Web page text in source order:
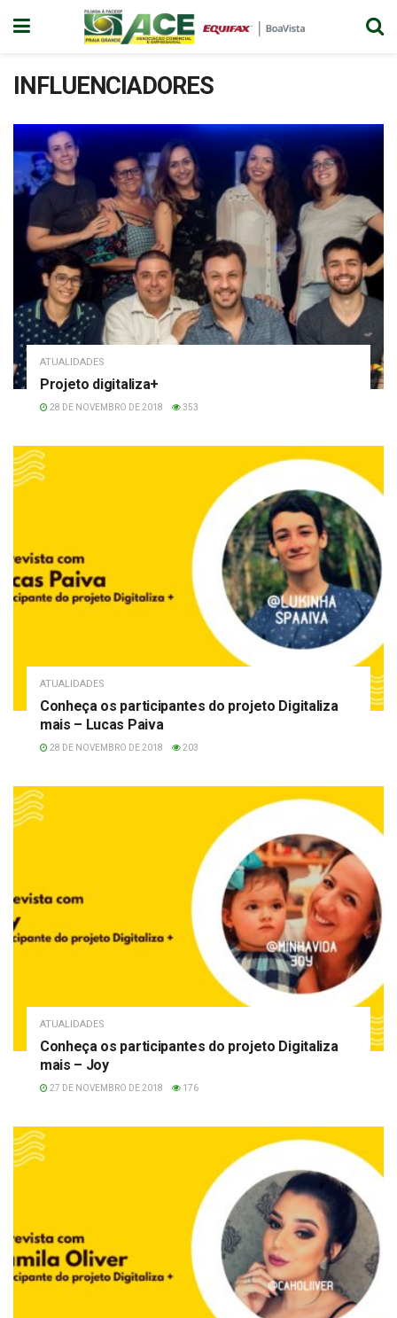
INFLUENCIADORES
ATUALIDADES
Projeto digitaliza+
28 DE NOVEMBRO DE 2018 353
ATUALIDADES
Conheça os participantes do projeto Digitaliza
mais – Lucas Paiva
28 DE NOVEMBRO DE 2018 203
ATUALIDADES
Conheça os participantes do projeto Digitaliza
mais – Joy
27 DE NOVEMBRO DE 2018 176